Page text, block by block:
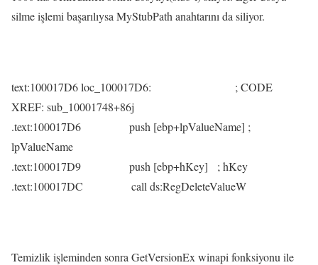
silme işlemi başarılıysa MyStubPath anahtarını da siliyor.
text:100017D6 loc_100017D6: ; CODE
XREF: sub_10001748+86j
.text:100017D6 push [ebp+lpValueName] ;
lpValueName
.text:100017D9 push [ebp+hKey] ; hKey
.text:100017DC call ds:RegDeleteValueW
Temizlik işleminden sonra GetVersionEx winapi fonksiyonu ile